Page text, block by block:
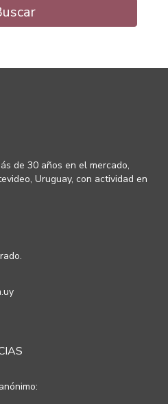
de 30 años en el mercado,
Uruguay, con actividad en